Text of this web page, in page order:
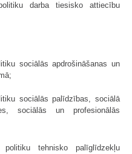
darba tiesisko attiecību
sociālās apdrošināšanas un
sociālās palīdzības, sociālā
sociālās un profesionālās
tehnisko palīglīdzekļu